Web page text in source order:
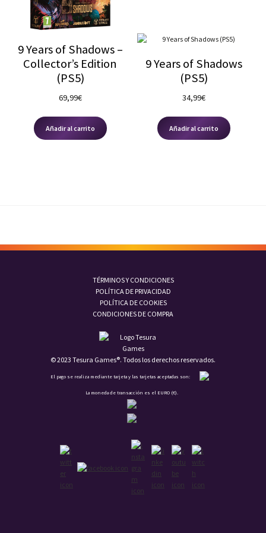
Ed. Coleccionista(1)
Playstation 5 (2)
(0)
(0)
9 Years of Shadows –
Collector’s Edition
(PS5)
69,99€
Añadir al carrito
9 Years of Shadows
(PS5)
34,99€
Añadir al carrito
TÉRMINOS Y CONDICIONES
POLÍTICA DE PRIVACIDAD
POLÍTICA DE COOKIES
CONDICIONES DE COMPRA
© 2023 Tesura Games®. Todos los derechos reservados.
El pago se realiza mediante tarjeta y las tarjetas aceptadas son:
La moneda de transacción es el EURO (€).